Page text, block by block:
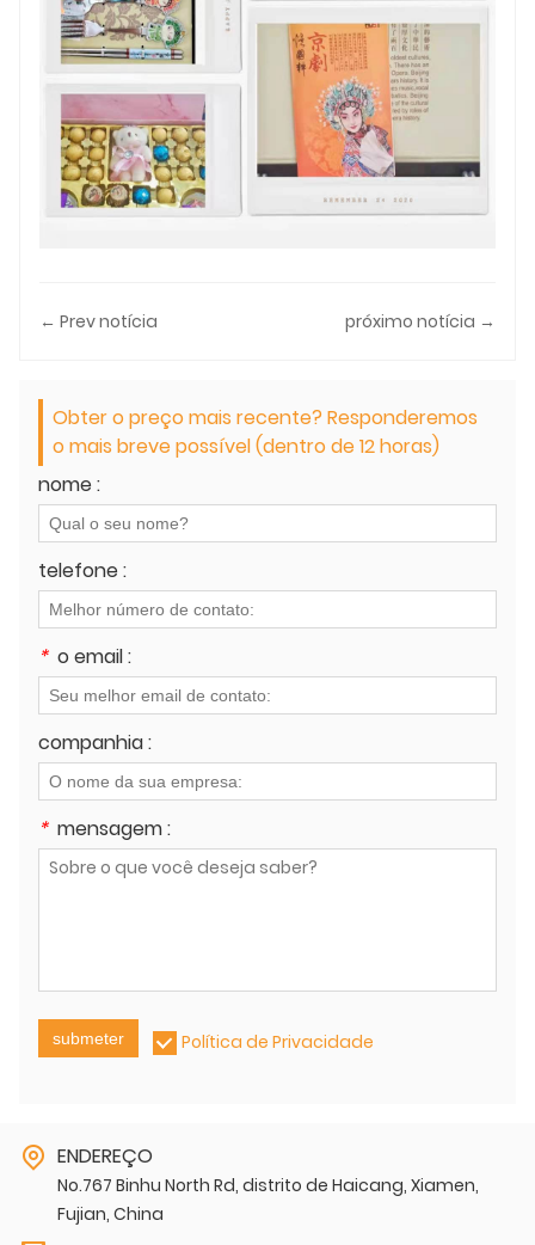
← Prev notícia próximo notícia →
Obter o preço mais recente? Responderemos
o mais breve possível (dentro de 12 horas)
nome :
telefone :
* o email :
companhia :
* mensagem :
submeter Política de Privacidade
ENDEREÇO
No.767 Binhu North Rd, distrito de Haicang, Xiamen,
Fujian, China